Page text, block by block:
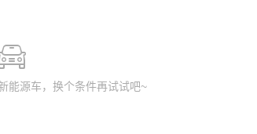
能源车，换个条件再试试吧~